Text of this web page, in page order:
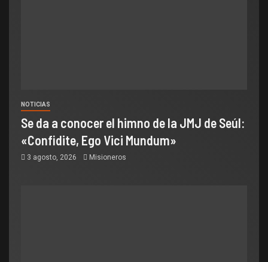
NOTICIAS
Se da a conocer el himno de la JMJ de Seúl:
«Confidite, Ego Vici Mundum»
3 agosto, 2026 Misioneros